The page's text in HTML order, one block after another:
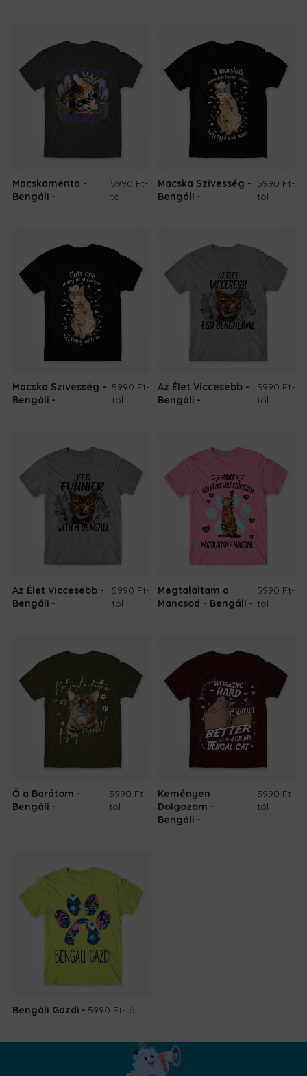
Macskamenta -
Bengáli
5990 Ft-
tól
Macska Szívesség -
Bengáli
5990 Ft-
tól
Macska Szívesség -
Bengáli
5990 Ft-
tól
Az Élet Viccesebb -
Bengáli
5990 Ft-
tól
Az Élet Viccesebb -
Bengáli
5990 Ft-
tól
Megtaláltam a
Mancsod - Bengáli
5990 Ft-
tól
Ő a Barátom -
Bengáli
5990 Ft-
tól
Keményen
Dolgozom -
Bengáli
5990 Ft-
tól
Bengáli Gazdi 5990 Ft-tól